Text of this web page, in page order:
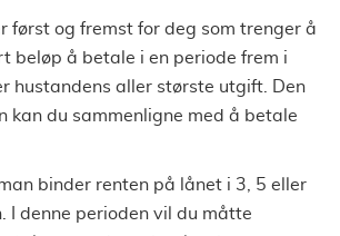
først og fremst for deg som trenger å
beløp å betale i en periode frem i
hustandens aller største utgift. Den
kan du sammenligne med å betale
binder renten på lånet i 3, 5 eller
I denne perioden vil du måtte